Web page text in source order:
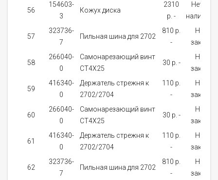
56
154603-
3
Кожух диска
2310
p. -
Нет в
наличии
57
323736-
7
Пильная шина для 2702
810 p.
-
На
заказ
58
266040-
0
Самонарезающий винт
CT4X25
30 p. -
На
заказ
59
416340-
0
Держатель стрежня к
2702/2704
110 p.
-
На
заказ
60
266040-
0
Самонарезающий винт
CT4X25
30 p. -
На
заказ
61
416340-
0
Держатель стрежня к
2702/2704
110 p.
-
На
заказ
62
323736-
7
Пильная шина для 2702
810 p.
-
На
заказ